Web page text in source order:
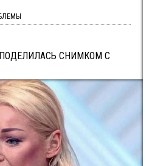
СНИМКОМ С